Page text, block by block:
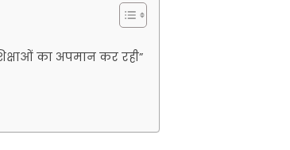
का अपमान कर रही”